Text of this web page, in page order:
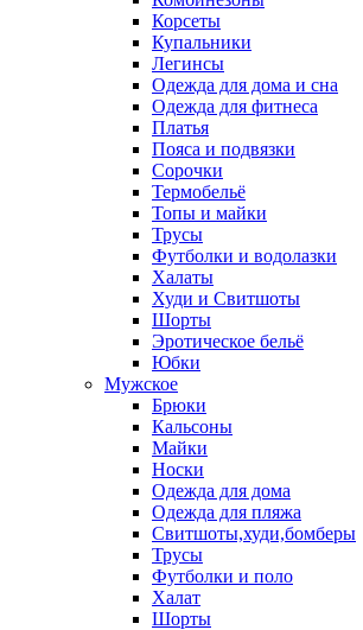
Корсеты
Купальники
Легинсы
Одежда для дома и сна
Одежда для фитнеса
Платья
Пояса и подвязки
Сорочки
Термобельё
Топы и майки
Трусы
Футболки и водолазки
Халаты
Худи и Свитшоты
Шорты
Эротическое бельё
Юбки
Мужское
Брюки
Кальсоны
Майки
Носки
Одежда для дома
Одежда для пляжа
Свитшоты,худи,бомберы
Трусы
Футболки и поло
Халат
Шорты